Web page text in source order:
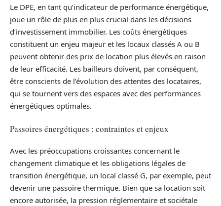
Le DPE, en tant qu’indicateur de performance énergétique,
joue un rôle de plus en plus crucial dans les décisions
d’investissement immobilier. Les coûts énergétiques
constituent un enjeu majeur et les locaux classés A ou B
peuvent obtenir des prix de location plus élevés en raison
de leur efficacité. Les bailleurs doivent, par conséquent,
être conscients de l’évolution des attentes des locataires,
qui se tournent vers des espaces avec des performances
énergétiques optimales.
Passoires énergétiques : contraintes et enjeux
Avec les préoccupations croissantes concernant le
changement climatique et les obligations légales de
transition énergétique, un local classé G, par exemple, peut
devenir une passoire thermique. Bien que sa location soit
encore autorisée, la pression réglementaire et sociétale